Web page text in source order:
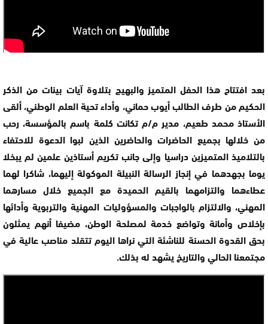
بعد افتتاح هذا الحفل المتميز والبهيج بتلاوة آيات بينات من الذكر
الحكيم من طرف الطالب أيوب حماني، وأداء تحية العلم الوطني، ألقى
الأستاذ محمد طعيم، مدير م/م تكانت كلمة باسم بالمؤسسة، رحب
من خلالها بجميع الحاضرات والحاضرين الذين لبوا الدعوة للاحتفاء
بالتلاميذ المتميزين دراسيا وإلى جانب تكريم أستاذين علمين لم يبخلا
يوما بجهدهما في إنجاز الرسالة النبيلة الموكولة إليهما، شاكرا لهما
عطاءهما والتزامهما بالقيم الحميدة مع الجميع خلال مسارهما
المهني، والالتزام بالواجبات والمسؤوليات المهنية والتربوية وأدائها
بإخلاص وأمانة وتواضع خدمة لمصلحة الوطن، مضيفا أنهم يمثلون
بحق القدوة الحسنة للناشئة التي نراها اليوم تتقلد مناصب عالية في
مجتمعنا الحالي والتاريخ يشهد له بذلك.